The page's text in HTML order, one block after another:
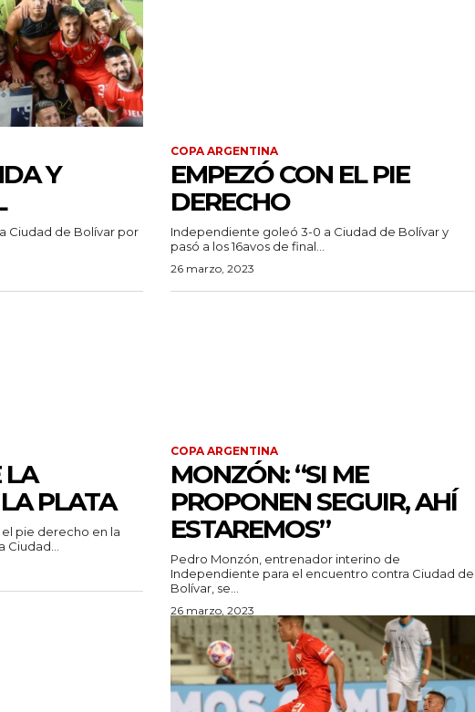
Y
Ciudad de Bolívar por
COPA ARGENTINA
EMPEZÓ CON EL PIE
DERECHO
Independiente goleó 3-0 a Ciudad de Bolívar y
pasó a los 16avos de final...
26 marzo, 2023
LA
PLATA
pie derecho en la
COPA ARGENTINA
MONZÓN: “SI ME
PROPONEN SEGUIR, AHÍ
ESTAREMOS”
Pedro Monzón, entrenador interino de
Independiente para el encuentro contra Ciudad de
Bolívar, se...
26 marzo, 2023